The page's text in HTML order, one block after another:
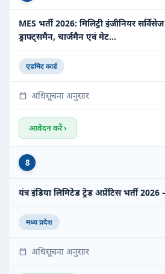
MES भर्ती 2026: मिलिट्री इंजीनियर
ड्राफ्ट्समैन, चार्जमैन एवं मेट…
एडमिट कार्ड
अधिसूचना अनुसार
आवेदन करें ›
8
यंत्र इंडिया लिमिटेड ट्रेड अप्रेंटिस भर्ती
मध्य प्रदेश
अधिसूचना अनुसार